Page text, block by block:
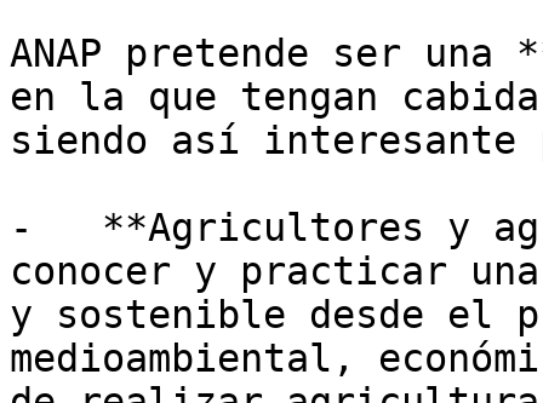
ANAP pretende ser
en la que tengan
siendo así interesante
-   **Agricultores y
conocer y practicar
y sostenible desde el
medioambiental,